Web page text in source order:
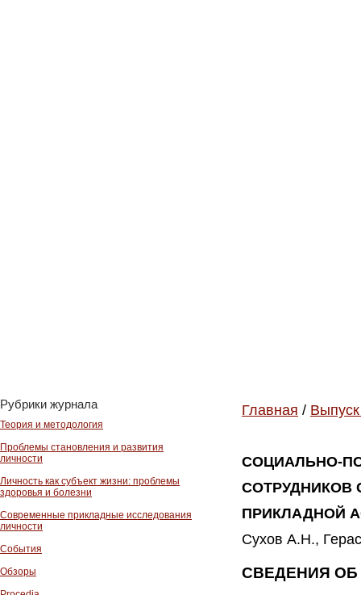
Рубрики журнала
Теория и методология
Проблемы становления и развития
личности
Личность как субъект жизни: проблемы
здоровья и болезни
Современные прикладные исследования
личности
События
Обзоры
Главная /
СОЦИАЛЬНО-
СОТРУДНИКОВ
ПРИКЛАДНОЙ
Сухов А.Н.,
СВЕДЕНИЯ ОБ